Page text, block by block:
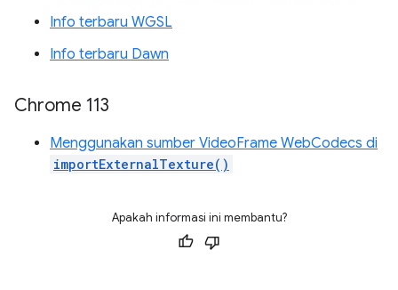
Info terbaru WGSL
Info terbaru Dawn
Chrome 113
Menggunakan sumber VideoFrame WebCodecs di
importExternalTexture()
Apakah informasi ini membantu?